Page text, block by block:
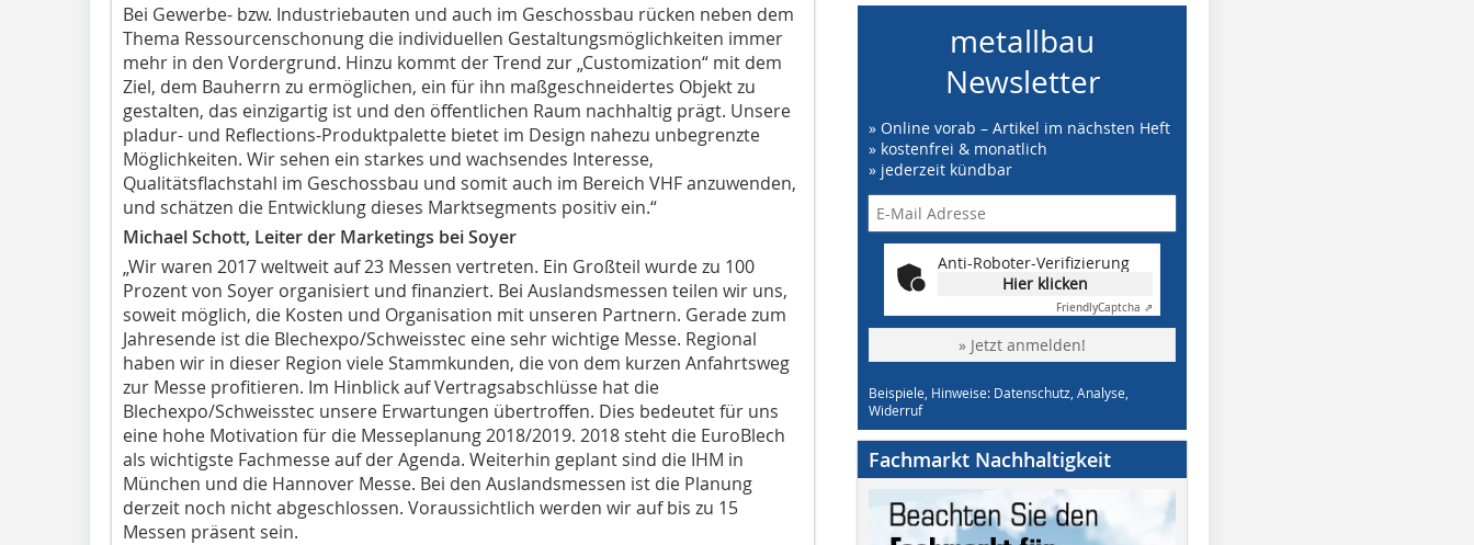
Bei Gewerbe- bzw. Industriebauten und auch im Geschossbau rücken neben dem
Thema Ressourcenschonung die individuellen Gestaltungsmöglichkeiten immer
mehr in den Vordergrund. Hinzu kommt der Trend zur „Customization“ mit dem
Ziel, dem Bauherrn zu ermöglichen, ein für ihn maßgeschneidertes Objekt zu
gestalten, das einzigartig ist und den öffentlichen Raum nachhaltig prägt. Unsere
pladur- und Reflections-Produktpalette bietet im Design nahezu unbegrenzte
Möglichkeiten. Wir sehen ein starkes und wachsendes Interesse,
Qualitätsflachstahl im Geschossbau und somit auch im Bereich VHF anzuwenden,
und schätzen die Entwicklung dieses Marktsegments positiv ein.“
Michael Schott, Leiter der Marketings bei Soyer
„Wir waren 2017 weltweit auf 23 Messen vertreten. Ein Großteil wurde zu 100
Prozent von Soyer organisiert und finanziert. Bei Auslandsmessen teilen wir uns,
soweit möglich, die Kosten und Organisation mit unseren Partnern. Gerade zum
Jahresende ist die Blechexpo/Schweisstec eine sehr wichtige Messe. Regional
haben wir in dieser Region viele Stammkunden, die von dem kurzen Anfahrtsweg
zur Messe profitieren. Im Hinblick auf Vertragsabschlüsse hat die
Blechexpo/Schweisstec unsere Erwartungen übertroffen. Dies bedeutet für uns
eine hohe Motivation für die Messeplanung 2018/2019. 2018 steht die EuroBlech
als wichtigste Fachmesse auf der Agenda. Weiterhin geplant sind die IHM in
München und die Hannover Messe. Bei den Auslandsmessen ist die Planung
derzeit noch nicht abgeschlossen. Voraussichtlich werden wir auf bis zu 15
Messen präsent sein.
metallbau
Newsletter
» Online vorab – Artikel im nächsten Heft
» kostenfrei & monatlich
» jederzeit kündbar
Anti-Roboter-Verifizierung
Hier klicken
FriendlyCaptcha ⇗
» Jetzt anmelden!
Beispiele, Hinweise: Datenschutz, Analyse,
Widerruf
Fachmarkt Nachhaltigkeit